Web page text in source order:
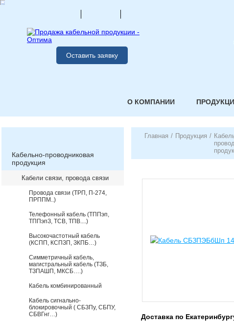
Оставить заявку
О КОМПАНИИ
Кабельно-проводниковая
продукция
Кабели связи, провода связи
Провода связи (ТРП, П-274,
ПРППМ..)
Телефонный кабель (ТППэп,
ТППэпЗ, ТСВ, ТПВ....)
Высокочастотный кабель
(КСПП, КСПЗП, ЗКПБ…)
Симметричный кабель,
магистральный кабель (ТЗБ,
ТЗПАШП, МКСБ….)
Кабель комбинированный
Кабель сигнально-
блокировочный ( СБЗПу, СБПУ,
СБВГнг…)
Главная / Продукция /
Доставка по